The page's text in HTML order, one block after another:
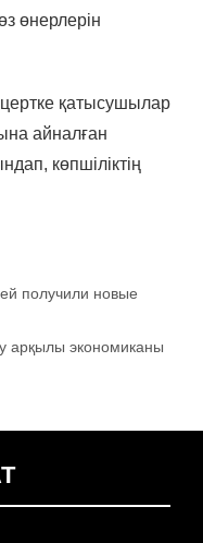
өнерлерін
қатысушылар
айналған
көпшіліктің
получили новые
арқылы экономиканы